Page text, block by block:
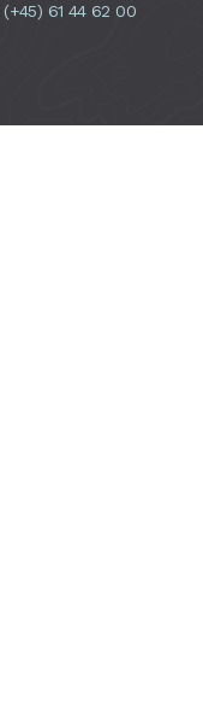
(+45) 61 44 62 00